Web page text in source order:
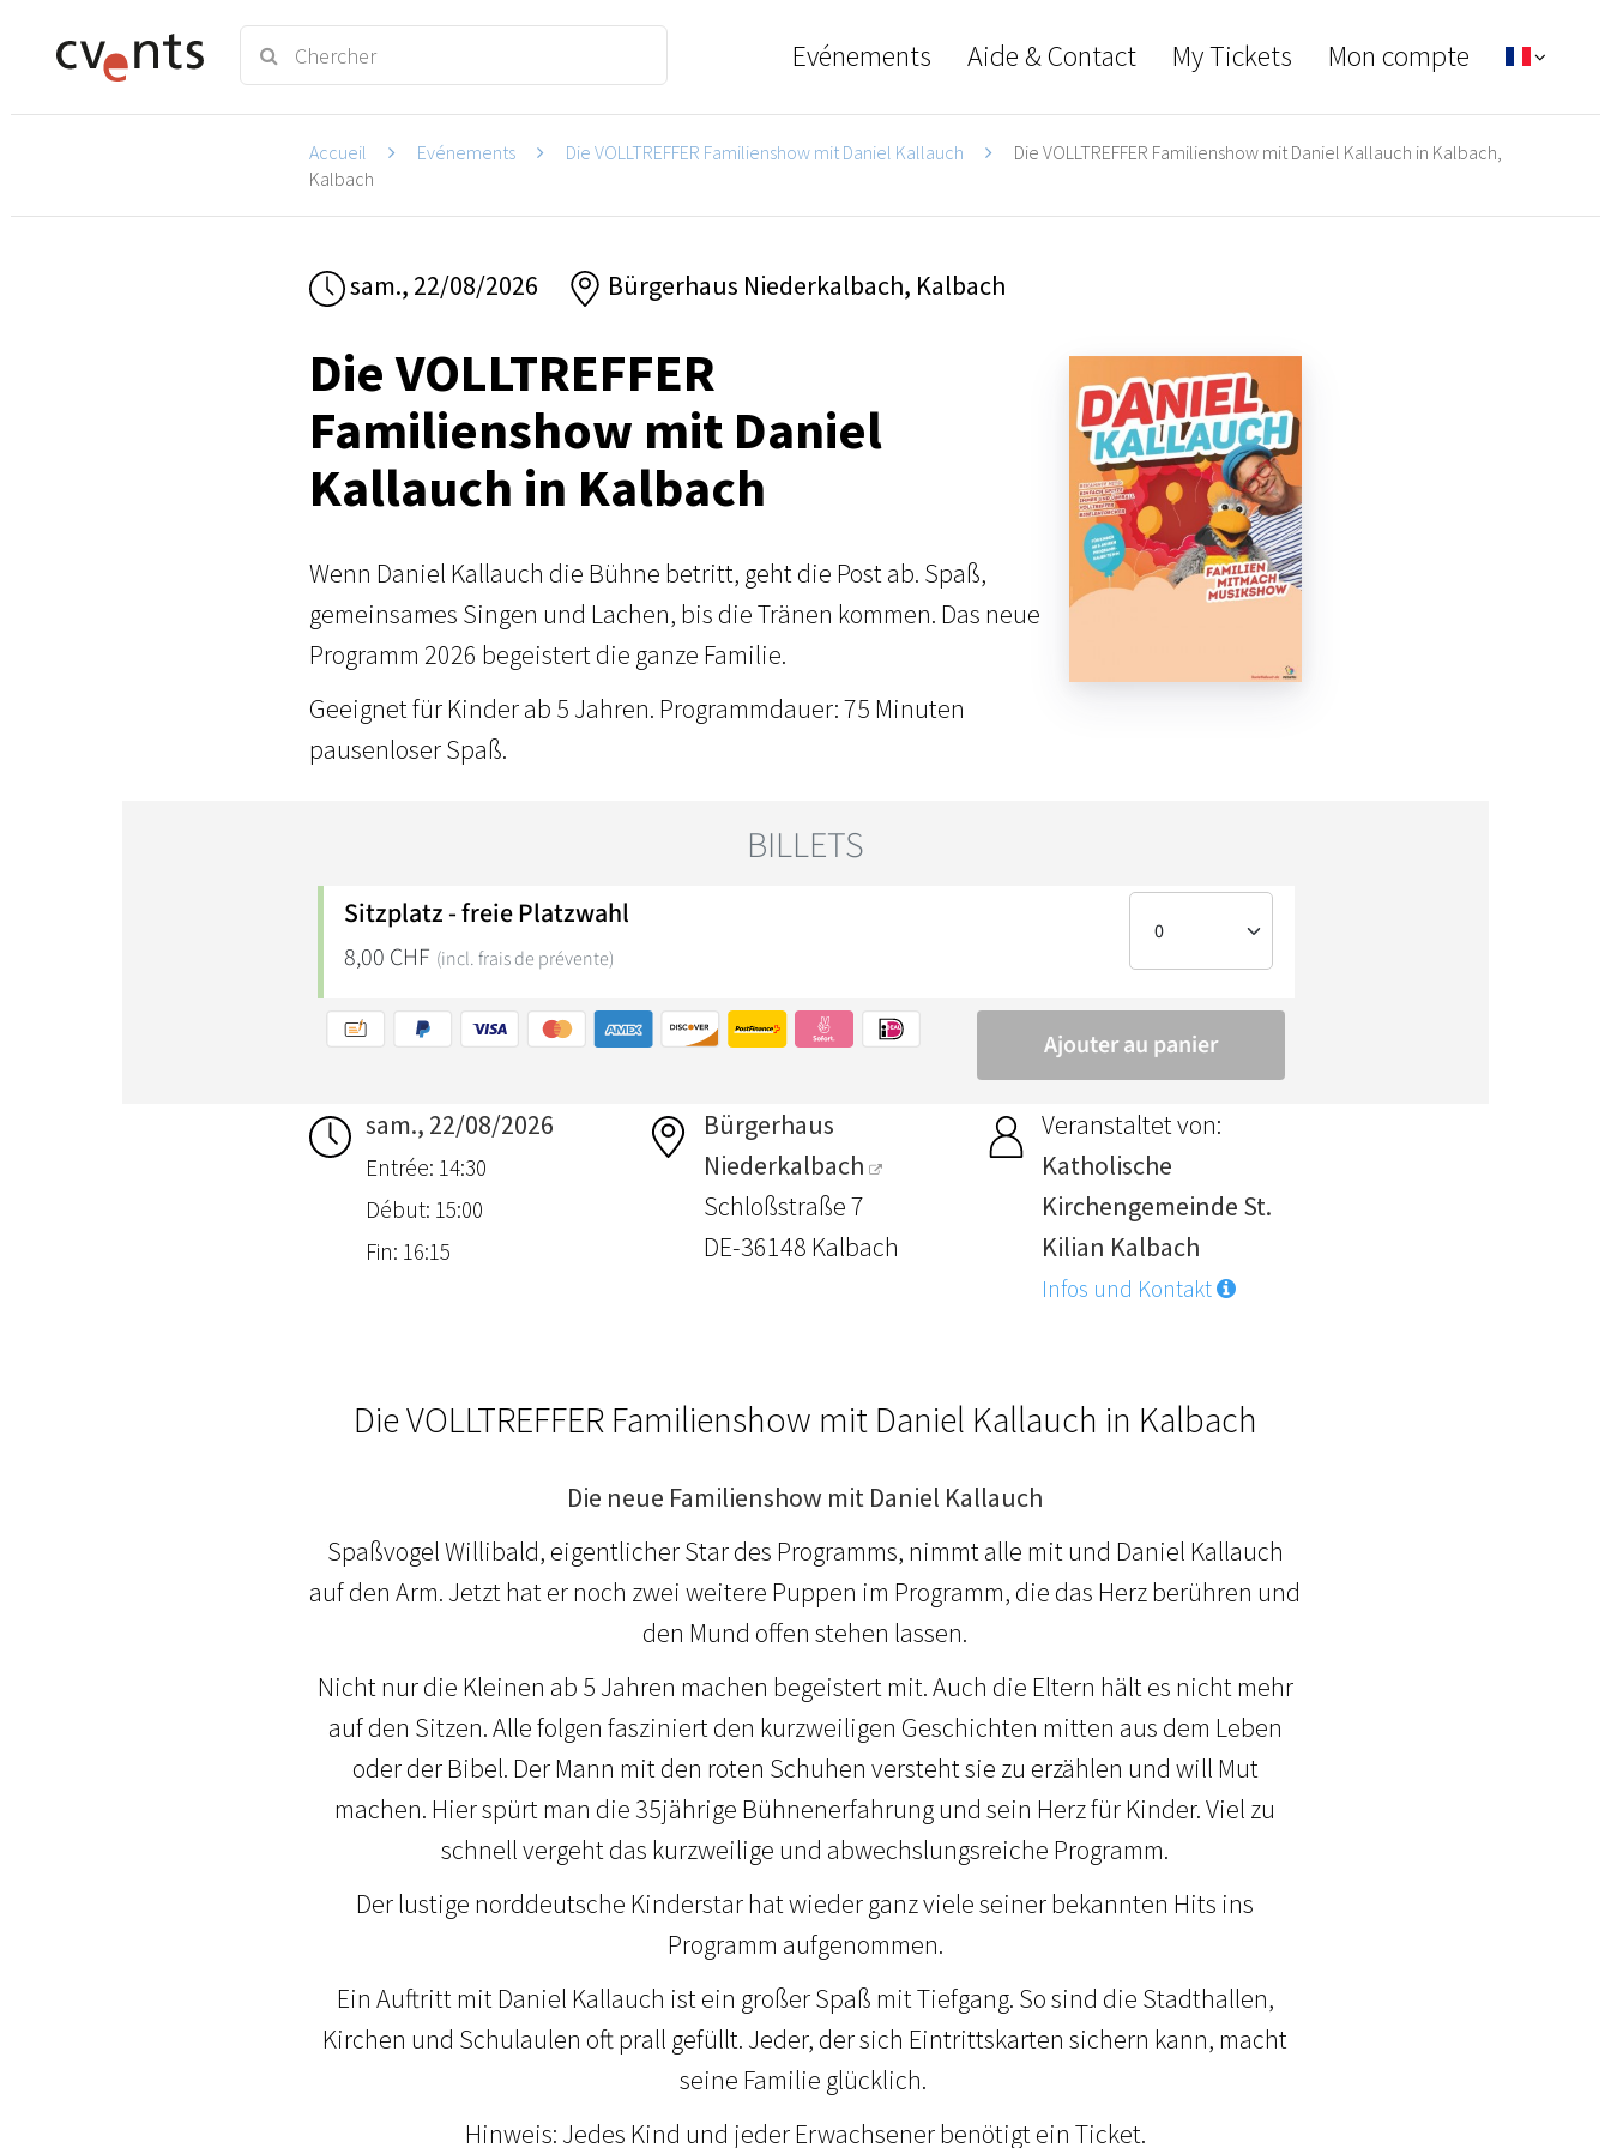
Evénements Aide & Contact My Tickets Mon compte
Accueil Evénements Die VOLLTREFFER Familienshow mit Daniel Kallauch
Die VOLLTREFFER Familienshow mit Daniel Kallauch in Kalbach,
Kalbach
sam., 22/08/2026 Bürgerhaus Niederkalbach, Kalbach
Die VOLLTREFFER
Familienshow mit Daniel
Kallauch in Kalbach
Wenn Daniel Kallauch die Bühne betritt, geht die Post ab. Spaß,
gemeinsames Singen und Lachen, bis die Tränen kommen. Das neue
Programm 2026 begeistert die ganze Familie.
Geeignet für Kinder ab 5 Jahren. Programmdauer: 75 Minuten
pausenloser Spaß.
sam., 22/08/2026
Entrée: 14:30
Début: 15:00
Fin: 16:15
Bürgerhaus
Niederkalbach
Schloßstraße 7
DE-36148 Kalbach
Veranstaltet von:
Katholische
Kirchengemeinde St.
Kilian Kalbach
Infos und Kontakt
Die VOLLTREFFER Familienshow mit Daniel Kallauch in Kalbach
Die neue Familienshow mit Daniel Kallauch
Spaßvogel Willibald, eigentlicher Star des Programms, nimmt alle mit und Daniel Kallauch
auf den Arm. Jetzt hat er noch zwei weitere Puppen im Programm, die das Herz berühren und
den Mund offen stehen lassen.
Nicht nur die Kleinen ab 5 Jahren machen begeistert mit. Auch die Eltern hält es nicht mehr
auf den Sitzen. Alle folgen fasziniert den kurzweiligen Geschichten mitten aus dem Leben
oder der Bibel. Der Mann mit den roten Schuhen versteht sie zu erzählen und will Mut
machen. Hier spürt man die 35jährige Bühnenerfahrung und sein Herz für Kinder. Viel zu
schnell vergeht das kurzweilige und abwechslungsreiche Programm.
Der lustige norddeutsche Kinderstar hat wieder ganz viele seiner bekannten Hits ins
Programm aufgenommen.
Ein Auftritt mit Daniel Kallauch ist ein großer Spaß mit Tiefgang. So sind die Stadthallen,
Kirchen und Schulaulen oft prall gefüllt. Jeder, der sich Eintrittskarten sichern kann, macht
seine Familie glücklich.
Hinweis: Jedes Kind und jeder Erwachsener benötigt ein Ticket.